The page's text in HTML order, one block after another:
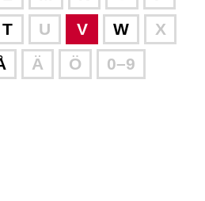
T U V W
X
Ä Ö 0–9